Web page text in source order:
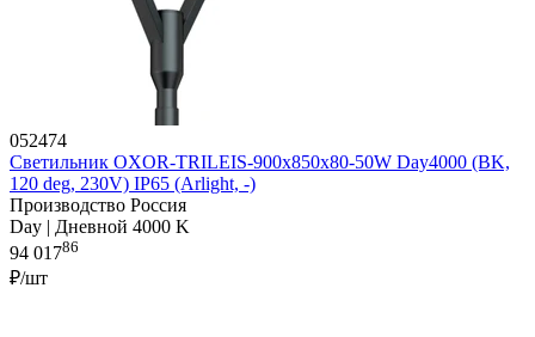
052474
Светильник OXOR-TRILEIS-900x850х80-50W Day4000 (BK,
120 deg, 230V) IP65 (Arlight, -)
Производство Россия
Day | Дневной 4000 K
94 01786
₽/шт